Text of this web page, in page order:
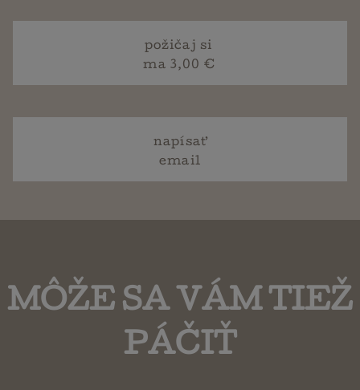
požičaj si
ma 3,00 €
napísať
email
MÔŽE SA VÁM TIEŽ
PÁČIŤ